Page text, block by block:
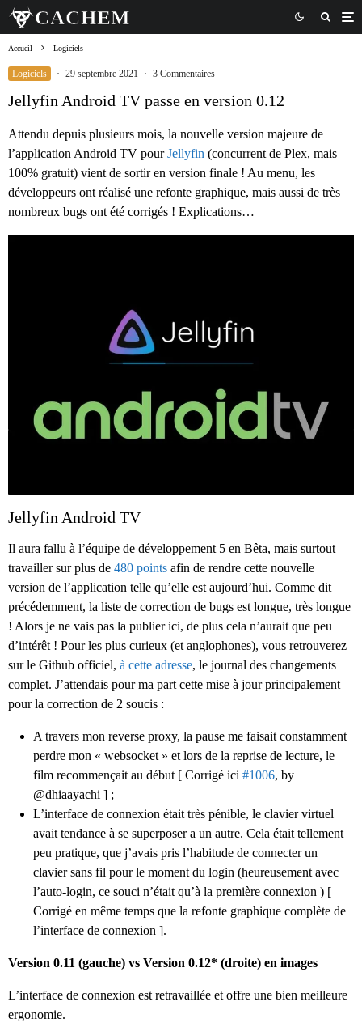
Accueil Logiciels
Logiciels · 29 septembre 2021 · 3 Commentaires
Jellyfin Android TV passe en version 0.12
Attendu depuis plusieurs mois, la nouvelle version majeure de
l’application Android TV pourJellyfin (concurrent de Plex, mais
100% gratuit) vient de sortir en version finale ! Au menu, les
développeurs ont réalisé une refonte graphique, mais aussi de très
nombreux bugs ont été corrigés ! Explications…
Jellyfin Android TV
Il aura fallu à l’équipe de développement 5 en Bêta, mais surtout
travailler sur plus de 480 points afin de rendre cette nouvelle
version de l’application telle qu’elle est aujourd’hui. Comme dit
précédemment, la liste de correction de bugs est longue, très longue
! Alors je ne vais pas la publier ici, de plus cela n’aurait que peu
d’intérêt ! Pour les plus curieux (et anglophones), vous retrouverez
sur le Github officiel, à cette adresse, le journal des changements
complet. J’attendais pour ma part cette mise à jour principalement
pour la correction de 2 soucis :
A travers mon reverse proxy, la pause me faisait constamment
perdre mon « websocket » et lors de la reprise de lecture, le
film recommençait au début [ Corrigé ici #1006, by
@dhiaayachi ] ;
L’interface de connexion était très pénible, le clavier virtuel
avait tendance à se superposer a un autre. Cela était tellement
peu pratique, que j’avais pris l’habitude de connecter un
clavier sans fil pour le moment du login (heureusement avec
l’auto-login, ce souci n’était qu’à la première connexion ) [
Corrigé en même temps que la refonte graphique complète de
l’interface de connexion ].
Version 0.11 (gauche) vs Version 0.12* (droite) en images
L’interface de connexion est retravaillée et offre une bien meilleure
ergonomie.